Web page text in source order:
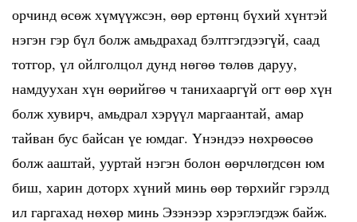
орчинд өсөж хүмүүжсэн, өөр ертөнц бүхий хүнтэй
нэгэн гэр бүл болж амьдрахад бэлтгэгдээгүй, саад
тотгор, үл ойлголцол дунд нөгөө төлөв даруу,
намдуухан хүн өөрийгөө ч танихааргүй огт өөр хүн
болж хувирч, амьдрал хэрүүл маргаантай, амар
тайван бус байсан үе юмдаг. Үнэндээ нөхрөөсөө
болж ааштай, ууртай нэгэн болон өөрчлөгдсөн юм
биш, харин доторх хүний минь өөр төрхийг гэрэлд
ил гаргахад нөхөр минь Эзэнээр хэрэглэгдэж байж.